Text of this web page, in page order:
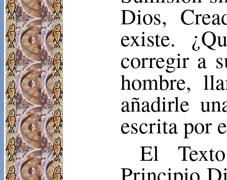
Dios,
existe.
corregir a
hombre,
añadirle
escrita por
El
Principio